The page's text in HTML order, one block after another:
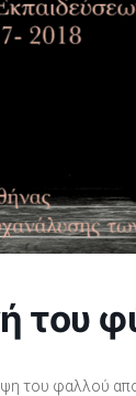
του
του φαλλού